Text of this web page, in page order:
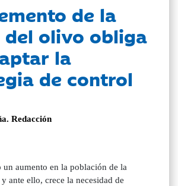
de la
del olivo obliga
la
de control
Redacción
un aumento en la población de la
ante ello, crece la necesidad de